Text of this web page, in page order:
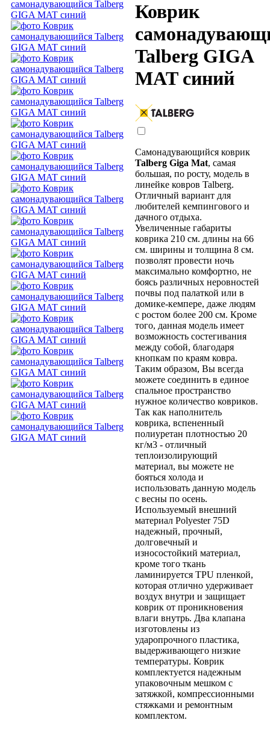
Коврик
Talberg GIGA
MAT синий
Самонадувающийся коврик
Talberg Giga Mat, самая
большая, по росту, модель в
линейке ковров Talberg.
Отличный вариант для
любителей кемпингового и
дачного отдыха.
Увеличенные габариты
коврика 210 см. длины на 66
см. ширины и толщина 8 см.
позволят провести ночь
максимально комфортно, не
боясь различных неровностей
почвы под палаткой или в
домике-кемпере, даже людям
с ростом более 200 см. Кроме
того, данная модель имеет
возможность состегивания
между собой, благодаря
кнопкам по краям ковра.
Таким образом, Вы всегда
можете соединить в единое
спальное пространство
нужное количество ковриков.
Так как наполнитель
коврика, вспененный
полиуретан плотностью 20
кг/м3 - отличный
теплоизолирующий
материал, вы можете не
бояться холода и
использовать данную модель
с весны по осень.
Используемый внешний
материал Polyester 75D
надежный, прочный,
долговечный и
износостойкий материал,
кроме того ткань
ламинируется TPU пленкой,
которая отлично удерживает
воздух внутри и защищает
коврик от проникновения
влаги внутрь. Два клапана
изготовлены из
ударопрочного пластика,
выдерживающего низкие
температуры. Коврик
комплектуется надежным
упаковочным мешком с
затяжкой, компрессионными
стяжками и ремонтным
комплектом.